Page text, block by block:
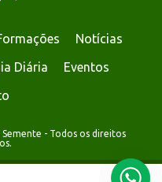
Notícias
Diária
Eventos
- Todos os direitos